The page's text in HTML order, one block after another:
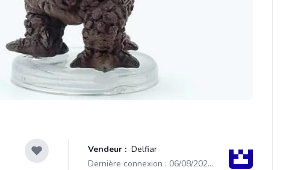
Vendeur : Delfiar
Dernière connexion : 06/08/2026 14:14